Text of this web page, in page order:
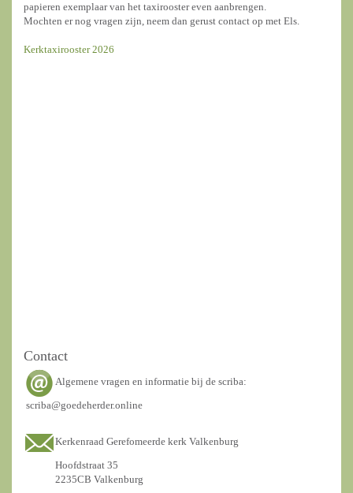
papieren exemplaar van het taxirooster even aanbrengen.
Mochten er nog vragen zijn, neem dan gerust contact op met Els.
Kerktaxirooster 2026
Contact
Algemene vragen en informatie bij de scriba:
scriba@goedeherder.online
Kerkenraad Gerefomeerde kerk Valkenburg
Hoofdstraat 35
2235CB Valkenburg